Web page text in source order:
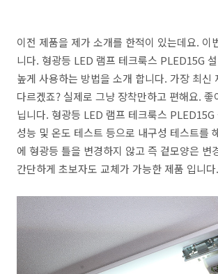
이전 제품을 제가 소개를 한적이 있는데요. 이
니다. 형광등 LED 램프 테크룩스 PLED15G
높게 사용하는 방법을 소개 합니다. 가장 최신
다르겠죠? 실제로 그냥 장착만하고 편해요.
닙니다. 형광등 LED 램프 테크룩스 PLED15G
성능 및 온도 테스트 등으로 내구성 테스트를
에 형광등 틀을 변경하지 않고 즉 겉모양은 변
간단하게 초보자도 교체가 가능한 제품 입니다.